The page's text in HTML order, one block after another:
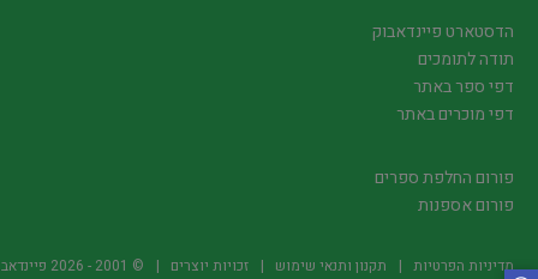
הדסטארט פיינדאבוק
תודה לתומכים
דפי ספר באתר
דפי מוכרים באתר
פורום החלפת ספרים
פורום אספנות
מדיניות הפרטיות תקנון ותנאי שימוש זכויות יוצרים © 2001 -
2026